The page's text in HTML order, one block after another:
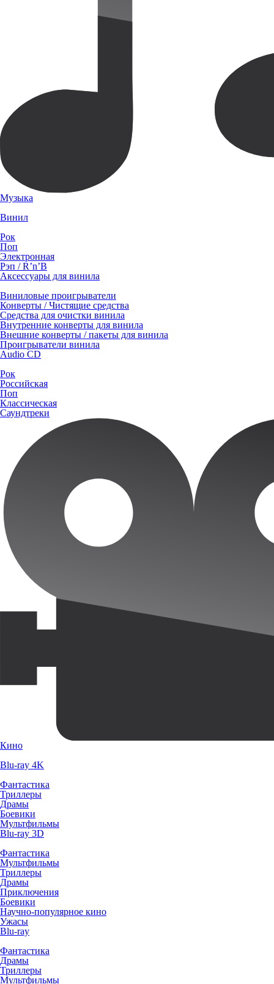
Музыка
Винил
Рок
Поп
Электронная
Рэп / R’n’B
Аксессуары для винила
Виниловые проигрыватели
Конверты / Чистящие средства
Средства для очистки винила
Внутренние конверты для винила
Внешние конверты / пакеты для винила
Проигрыватели винила
Audio CD
Рок
Российская
Поп
Классическая
Саундтреки
Кино
Blu-ray 4K
Фантастика
Триллеры
Драмы
Боевики
Мультфильмы
Blu-ray 3D
Фантастика
Мультфильмы
Триллеры
Драмы
Приключения
Боевики
Научно-популярное кино
Ужасы
Blu-ray
Фантастика
Драмы
Триллеры
Мультфильмы